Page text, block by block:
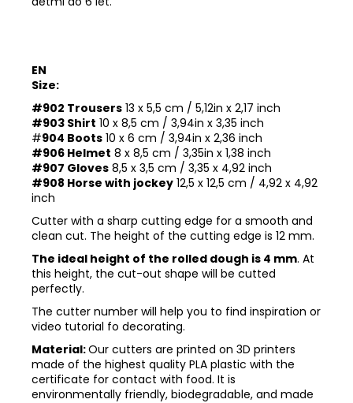
EN
Size:
#902 Trousers 13 x 5,5 cm / 5,12in x 2,17 inch
#903 Shirt 10 x 8,5 cm / 3,94in x 3,35 inch
#904 Boots 10 x 6 cm / 3,94in x 2,36 inch
#906 Helmet 8 x 8,5 cm / 3,35in x 1,38 inch
#907 Gloves 8,5 x 3,5 cm / 3,35 x 4,92 inch
#908 Horse with jockey 12,5 x 12,5 cm / 4,92 x 4,92
inch
Cutter with a sharp cutting edge for a smooth and
clean cut. The height of the cutting edge is 12 mm.
The ideal height of the rolled dough is 4 mm. At
this height, the cut-out shape will be cutted
perfectly.
The cutter number will help you to find inspiration or
video tutorial fo decorating.
Material:Our cutters are printed on 3D printers
made of the highest quality PLA plastic with the
certificate for contact with food. It is
environmentally friendly, biodegradable, and made